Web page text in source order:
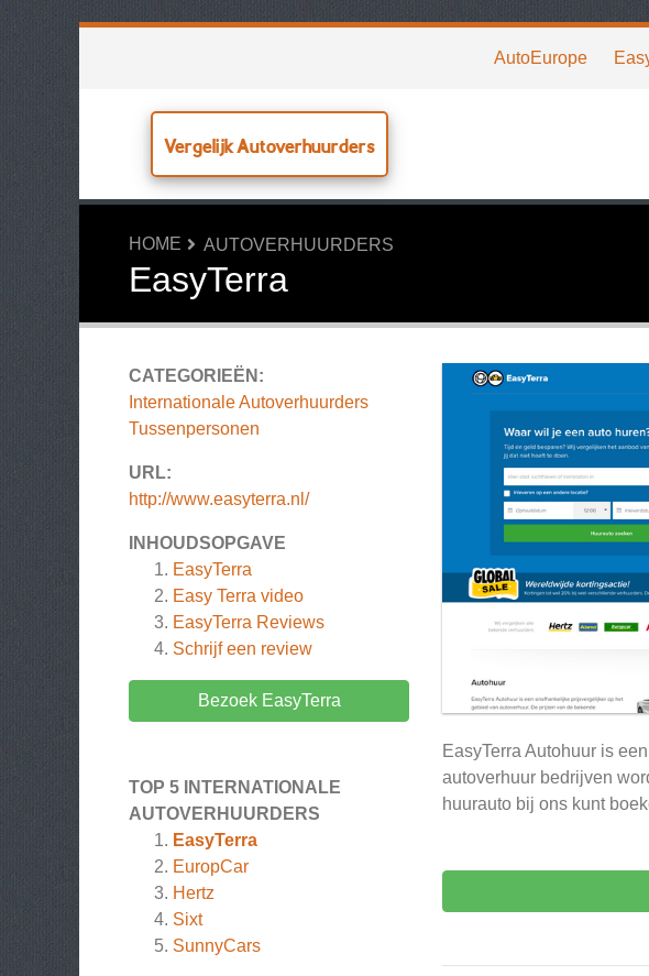
AutoEurope
Vergelijk Autoverhuurders
HOME AUTOVERHUURDERS
EasyTerra
CATEGORIEËN:
Internationale Autoverhuurders
Tussenpersonen
URL:
http://www.easyterra.nl/
INHOUDSOPGAVE
EasyTerra
Easy Terra video
EasyTerra Reviews
Schrijf een review
Bezoek EasyTerra
TOP 5 INTERNATIONALE
AUTOVERHUURDERS
EasyTerra
EuropCar
Hertz
Sixt
SunnyCars
EasyTerra Autohuur is
autoverhuur bedrijven
huurauto bij ons kunt